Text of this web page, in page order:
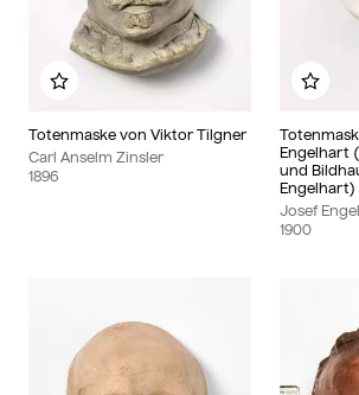
Totenmaske von Viktor Tilgner
Carl Anselm Zinsler
1896
Zu meinem Album hinzufügen
Engelhart
und
Engelhart)
Josef
1900
Zu